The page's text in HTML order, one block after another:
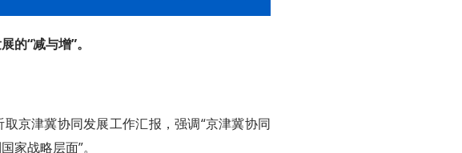
的“减与增”。
京津冀协同发展工作汇报，强调“京津冀协同
家战略层面”。